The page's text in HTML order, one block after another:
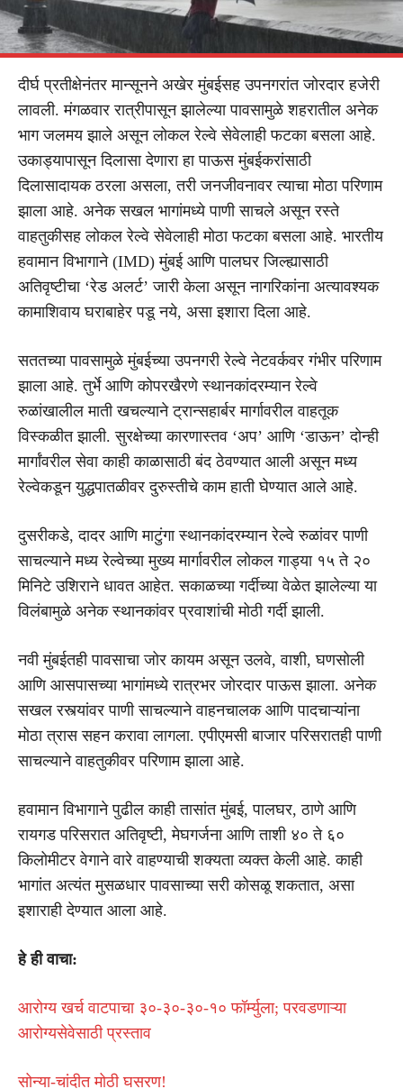
दीर्घ प्रतीक्षेनंतर मान्सूनने अखेर मुंबईसह उपनगरांत जोरदार हजेरी
लावली. मंगळवार रात्रीपासून झालेल्या पावसामुळे शहरातील अनेक
भाग जलमय झाले असून लोकल रेल्वे सेवेलाही फटका बसला आहे.
उकाड्यापासून दिलासा देणारा हा पाऊस मुंबईकरांसाठी
दिलासादायक ठरला असला, तरी जनजीवनावर त्याचा मोठा परिणाम
झाला आहे. अनेक सखल भागांमध्ये पाणी साचले असून रस्ते
वाहतुकीसह लोकल रेल्वे सेवेलाही मोठा फटका बसला आहे. भारतीय
हवामान विभागाने (IMD) मुंबई आणि पालघर जिल्ह्यासाठी
अतिवृष्टीचा ‘रेड अलर्ट’ जारी केला असून नागरिकांना अत्यावश्यक
कामाशिवाय घराबाहेर पडू नये, असा इशारा दिला आहे.
सततच्या पावसामुळे मुंबईच्या उपनगरी रेल्वे नेटवर्कवर गंभीर परिणाम
झाला आहे. तुर्भे आणि कोपरखैरणे स्थानकांदरम्यान रेल्वे
रुळांखालील माती खचल्याने ट्रान्सहार्बर मार्गावरील वाहतूक
विस्कळीत झाली. सुरक्षेच्या कारणास्तव ‘अप’ आणि ‘डाऊन’ दोन्ही
मार्गांवरील सेवा काही काळासाठी बंद ठेवण्यात आली असून मध्य
रेल्वेकडून युद्धपातळीवर दुरुस्तीचे काम हाती घेण्यात आले आहे.
दुसरीकडे, दादर आणि माटुंगा स्थानकांदरम्यान रेल्वे रुळांवर पाणी
साचल्याने मध्य रेल्वेच्या मुख्य मार्गावरील लोकल गाड्या १५ ते २०
मिनिटे उशिराने धावत आहेत. सकाळच्या गर्दीच्या वेळेत झालेल्या या
विलंबामुळे अनेक स्थानकांवर प्रवाशांची मोठी गर्दी झाली.
नवी मुंबईतही पावसाचा जोर कायम असून उलवे, वाशी, घणसोली
आणि आसपासच्या भागांमध्ये रात्रभर जोरदार पाऊस झाला. अनेक
सखल रस्त्यांवर पाणी साचल्याने वाहनचालक आणि पादचाऱ्यांना
मोठा त्रास सहन करावा लागला. एपीएमसी बाजार परिसरातही पाणी
साचल्याने वाहतुकीवर परिणाम झाला आहे.
हवामान विभागाने पुढील काही तासांत मुंबई, पालघर, ठाणे आणि
रायगड परिसरात अतिवृष्टी, मेघगर्जना आणि ताशी ४० ते ६०
किलोमीटर वेगाने वारे वाहण्याची शक्यता व्यक्त केली आहे. काही
भागांत अत्यंत मुसळधार पावसाच्या सरी कोसळू शकतात, असा
इशाराही देण्यात आला आहे.
हे ही वाचा:
आरोग्य खर्च वाटपाचा ३०-३०-३०-१० फॉर्म्युला; परवडणाऱ्या
आरोग्यसेवेसाठी प्रस्ताव
सोन्या-चांदीत मोठी घसरण!